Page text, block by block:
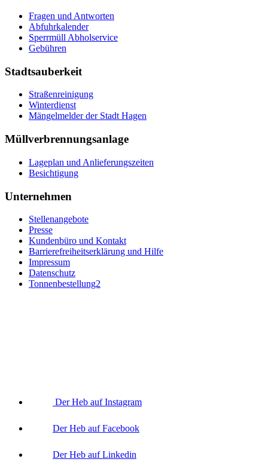
Fragen und Antworten
Abfuhrkalender
Sperrmüll Abholservice
Gebühren
Stadtsauberkeit
Straßenreinigung
Winterdienst
Mängelmelder der Stadt Hagen
Müllverbrennungsanlage
Lageplan und Anlieferungszeiten
Besichtigung
Unternehmen
Stellenangebote
Presse
Kundenbüro und Kontakt
Barrierefreiheitserklärung und Hilfe
Impressum
Datenschutz
Tonnenbestellung2
Der Heb auf Instagram
Der Heb auf Facebook
Der Heb auf Linkedin